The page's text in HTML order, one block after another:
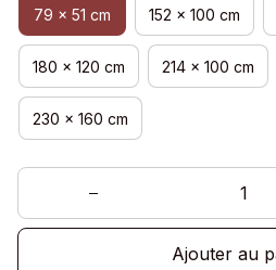
79 x 51 cm 152 x 100 cm
180 x 120 cm 214 x 100 cm
230 x 160 cm
Ajouter au